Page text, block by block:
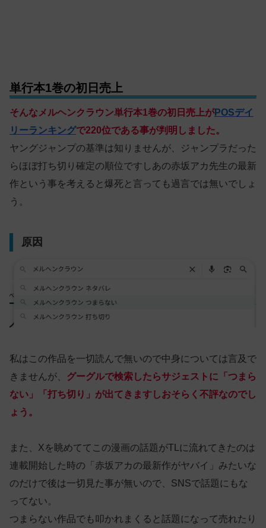
単行本1巻の初日売上
そんなメルヘンクラウン単行本1巻の初日売上がPOSデイ
リーランキングで220位である事が判明しました。
ヤングジャンプの基準は知りませんが、ジャンプラだった
らほぼ打ち切り確定の順位ですしあの赤坂アカ先生の最新
作という事を考えると爆死と言っても過言では無いでしょ
う。
原因
私はこの作品を一切読んで無いので中身については言及で
きませんが、
グーグルで検索したらサジェストに「つまら
ない」「打ち切り」が出てきますしおそらく不評なのでし
ょう。
また、Xを眺めててこの漫画の話題がTLに流れてきたのは
連載開始した時の「赤坂アカの最新作がヤバイ」みたいな
のだけで後は一切見た事が無いので、SNSで話題にもな
ってない。
つまらない作品でも叩かれまくると話題になって売れたり